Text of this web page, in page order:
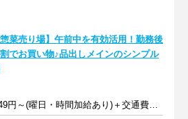
惣菜売り場】午前中を有効活用！勤務後
でお買い物♪品出しメインのシンプル
時給1149円～(曜日・時間加給あり)＋交通費規定支給(上限3万円)